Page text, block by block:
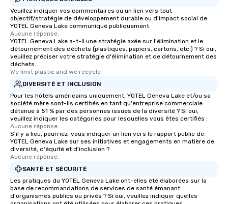
Veuillez indiquer vos commentaires ou un lien vers tout
objectif/stratégie de développement durable ou d'impact social de
YOTEL Geneva Lake communiqué publiquement.
Aucune réponse.
YOTEL Geneva Lake a-t-il une stratégie axée sur l'élimination et le
détournement des déchets (plastiques, papiers, cartons, etc.) ? Si oui,
veuillez préciser votre stratégie d'élimination et de détournement des
déchets.
We limit plastic and we recycle
DIVERSITÉ ET INCLUSION
Pour les hôtels américains uniquement, YOTEL Geneva Lake et/ou sa
société mère sont-ils certifiés en tant qu'entreprise commerciale
détenue à 51 % par des personnes issues de la diversité ? Si oui,
veuillez indiquer les catégories pour lesquelles vous êtes certifiés :
Aucune réponse.
S'il y a lieu, pourriez-vous indiquer un lien vers le rapport public de
YOTEL Geneva Lake sur ses initiatives et engagements en matière de
diversité, d'équité et d'inclusion ?
Aucune réponse.
SANTÉ ET SÉCURITÉ
Les pratiques du YOTEL Geneva Lake ont-elles été élaborées sur la
base de recommandations de services de santé émanant
d'organismes publics ou privés ? Si oui, veuillez indiquer quelles